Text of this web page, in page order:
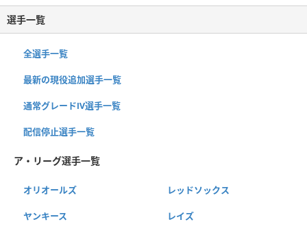
選手一覧
全選手一覧
最新の現役追加選手一覧
通常グレードⅣ選手一覧
配信停止選手一覧
ア・リーグ選手一覧
オリオールズ レッドソックス
ヤンキース レイズ